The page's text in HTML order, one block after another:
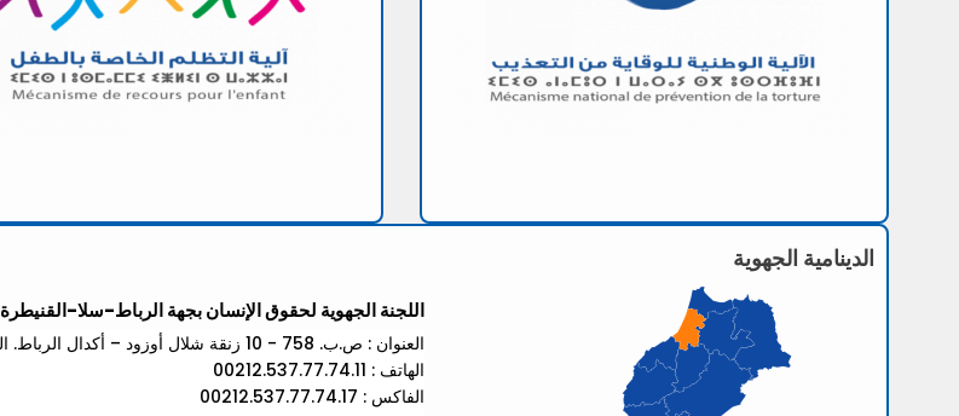
الدينامية الجهوية
اللجنة الجهوية لحقوق الإنسان بجهة الرباط-سلا-القنيطرة
العنوان : ص.ب. 758 - 10 زنقة شلال أوزود – أكدال الرباط. المغرب
الهاتف : 00212.537.77.74.11
الفاكس : 00212.537.77.74.17